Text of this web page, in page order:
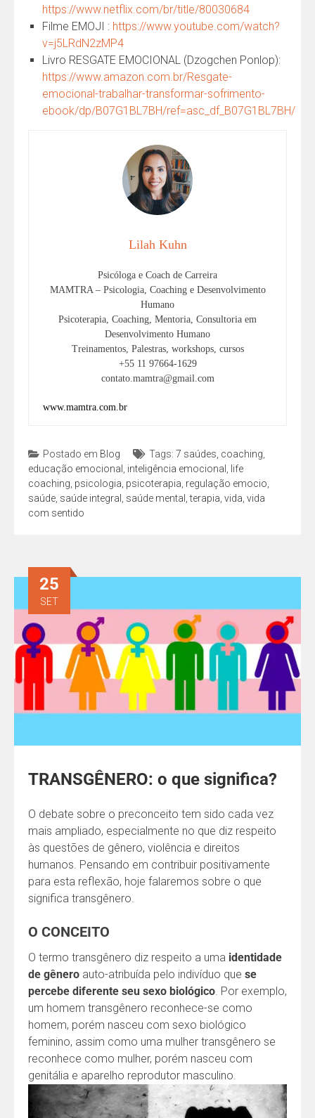
https://www.netflix.com/br/title/80030684
Filme EMOJI : https://www.youtube.com/watch?
v=j5LRdN2zMP4
Livro RESGATE EMOCIONAL (Dzogchen Ponlop):
https://www.amazon.com.br/Resgate-
emocional-trabalhar-transformar-sofrimento-
ebook/dp/B07G1BL7BH/ref=asc_df_B07G1BL7BH/
Lilah Kuhn
Psicóloga e Coach de Carreira
MAMTRA – Psicologia, Coaching e Desenvolvimento
Humano
Psicoterapia, Coaching, Mentoria, Consultoria em
Desenvolvimento Humano
Treinamentos, Palestras, workshops, cursos
+55 11 97664-1629
contato.mamtra@gmail.com
www.mamtra.com.br
Postado em Blog Tags: 7 saúdes coaching
educação emocional
inteligência emocional
life
coaching psicologia psicoterapia regulação emocio
saúde saúde integral saúde mental ,terapia vida vida
com sentido
TRANSGÊNERO: o que significa?
25
SET
O debate sobre o preconceito tem sido cada vez
mais ampliado, especialmente no que diz respeito
às questões de gênero, violência e direitos
humanos. Pensando em contribuir positivamente
para esta reflexão, hoje falaremos sobre o que
significa transgênero.
O CONCEITO
O termo transgênero diz respeito a uma identidade
de gênero auto-atribuída pelo indivíduo que se
percebe diferente seu sexo biológico. Por exemplo,
um homem transgênero reconhece-se como
homem, porém nasceu com sexo biológico
feminino, assim como uma mulher transgênero se
reconhece como mulher, porém nasceu com
genitália e aparelho reprodutor masculino.